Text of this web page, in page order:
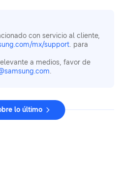
con servicio al cliente,
mx/support. para
a medios, favor de
.
lo último